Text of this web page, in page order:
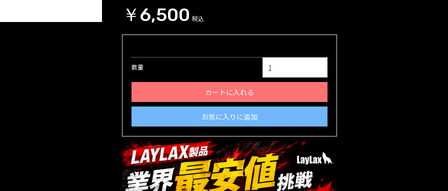
￥6,500 税込
数量
カートに入れる
お気に入りに追加